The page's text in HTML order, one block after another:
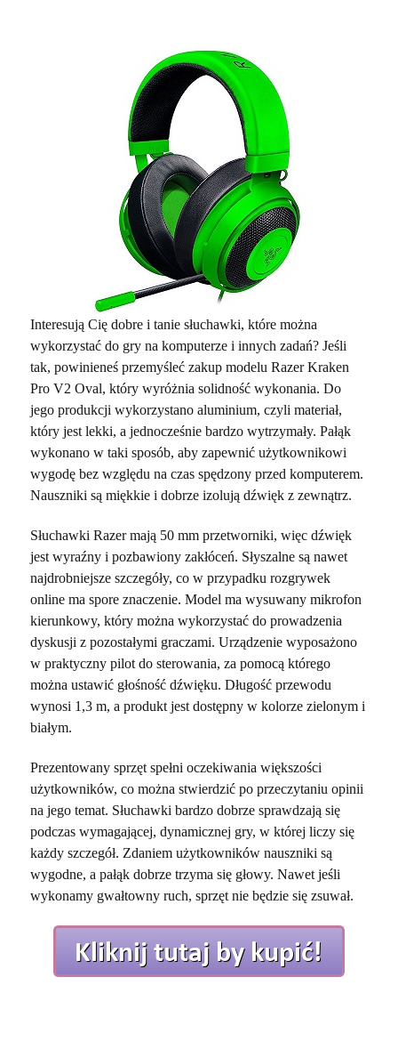
Interesują Cię dobre i tanie słuchawki, które można
wykorzystać do gry na komputerze i innych zadań? Jeśli
tak, powinieneś przemyśleć zakup modelu Razer Kraken
Pro V2 Oval, który wyróżnia solidność wykonania. Do
jego produkcji wykorzystano aluminium, czyli materiał,
który jest lekki, a jednocześnie bardzo wytrzymały. Pałąk
wykonano w taki sposób, aby zapewnić użytkownikowi
wygodę bez względu na czas spędzony przed komputerem.
Nauszniki są miękkie i dobrze izolują dźwięk z zewnątrz.
Słuchawki Razer mają 50 mm przetworniki, więc dźwięk
jest wyraźny i pozbawiony zakłóceń. Słyszalne są nawet
najdrobniejsze szczegóły, co w przypadku rozgrywek
online ma spore znaczenie. Model ma wysuwany mikrofon
kierunkowy, który można wykorzystać do prowadzenia
dyskusji z pozostałymi graczami. Urządzenie wyposażono
w praktyczny pilot do sterowania, za pomocą którego
można ustawić głośność dźwięku. Długość przewodu
wynosi 1,3 m, a produkt jest dostępny w kolorze zielonym i
białym.
Prezentowany sprzęt spełni oczekiwania większości
użytkowników, co można stwierdzić po przeczytaniu opinii
na jego temat. Słuchawki bardzo dobrze sprawdzają się
podczas wymagającej, dynamicznej gry, w której liczy się
każdy szczegół. Zdaniem użytkowników nauszniki są
wygodne, a pałąk dobrze trzyma się głowy. Nawet jeśli
wykonamy gwałtowny ruch, sprzęt nie będzie się zsuwał.